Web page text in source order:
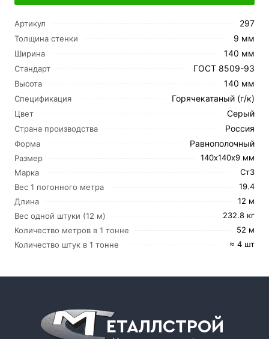
Артикул 297
Толщина стенки 9 мм
Ширина 140 мм
Стандарт ГОСТ 8509-93
Высота 140 мм
Спецификация Горячекатаный (г/к)
Цвет Серый
Страна производства Россия
Форма Равнополочный
Размер
140х140х9 мм
Марка
Ст3
Вес 1 погонного метра
19.4
Длина
12 м
Вес одной штуки (12 м)
232.8 кг
Количество метров в 1 тонне
52 м
Количество штук в 1 тонне
≈ 4 шт
ЕТАЛЛСТРОЙ